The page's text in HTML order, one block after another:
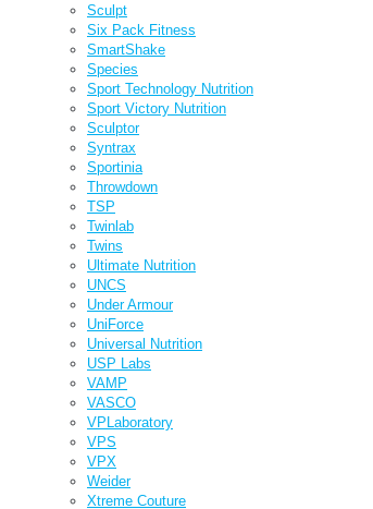
Sculpt
Six Pack Fitness
SmartShake
Species
Sport Technology Nutrition
Sport Victory Nutrition
Sculptor
Syntrax
Sportinia
Throwdown
TSP
Twinlab
Twins
Ultimate Nutrition
UNCS
Under Armour
UniForce
Universal Nutrition
USP Labs
VAMP
VASCO
VPLaboratory
VPS
VPX
Weider
Xtreme Couture